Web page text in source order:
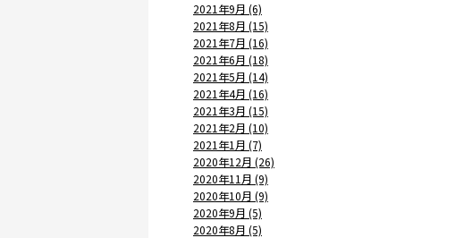
2021年9月 (6)
2021年8月 (15)
2021年7月 (16)
2021年6月 (18)
2021年5月 (14)
2021年4月 (16)
2021年3月 (15)
2021年2月 (10)
2021年1月 (7)
2020年12月 (26)
2020年11月 (9)
2020年10月 (9)
2020年9月 (5)
2020年8月 (5)